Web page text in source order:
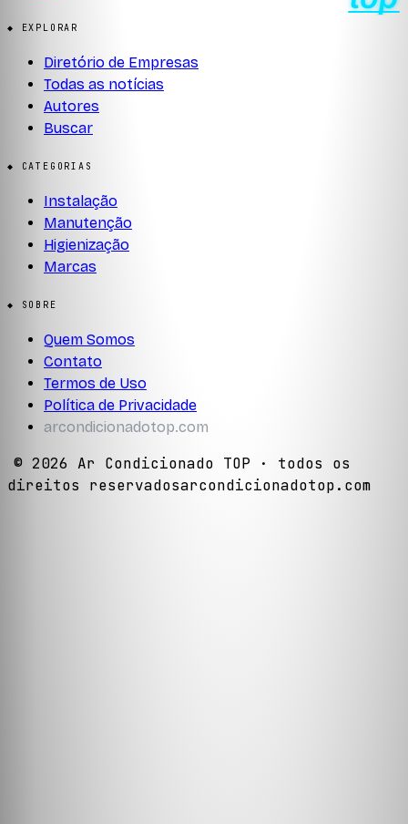
◆ EXPLORAR
Diretório de Empresas
Todas as notícias
Autores
Buscar
◆ CATEGORIAS
Instalação
Manutenção
Higienização
Marcas
◆ SOBRE
Quem Somos
Contato
Termos de Uso
Política de Privacidade
arcondicionadotop.com
© 2026 Ar Condicionado TOP · todos os
direitos reservadosarcondicionadotop.com